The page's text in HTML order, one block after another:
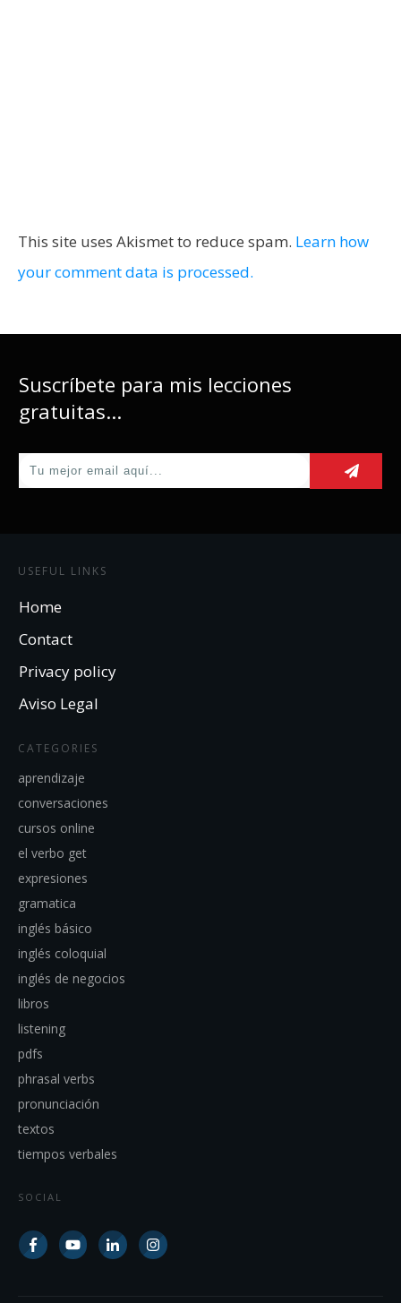
This site uses Akismet to reduce spam. Learn how
your comment data is processed.
Suscríbete para mis lecciones
gratuitas...
USEFUL LINKS
Home
Contact
Privacy policy
Aviso Legal
CATEGORIES
aprendizaje
conversaciones
cursos online
el verbo get
expresiones
gramatica
inglés básico
inglés coloquial
inglés de negocios
libros
listening
pdfs
phrasal verbs
pronunciación
textos
tiempos verbales
SOCIAL